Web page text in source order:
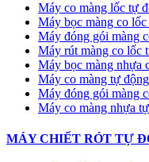
Máy co màng lốc tự
Máy bọc màng co
Máy đóng gói màng
Máy rút màng co lốc
Máy bọc màng nhựa
Máy co màng tự động
Máy đóng gói màng
Máy co màng nhựa
MÁY CHIẾT RÓT TỰ